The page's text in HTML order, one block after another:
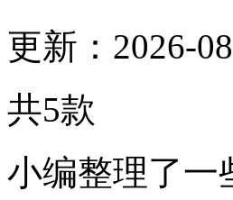
更新：2026-
共5款
小编整理了一